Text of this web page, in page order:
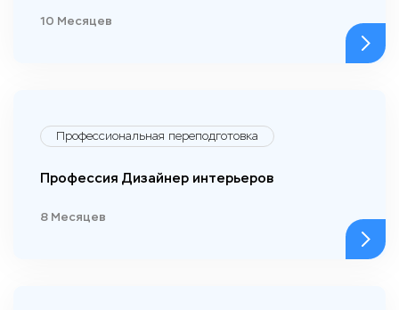
10 Месяцев
Профессиональная переподготовка
Профессия Дизайнер интерьеров
8 Месяцев